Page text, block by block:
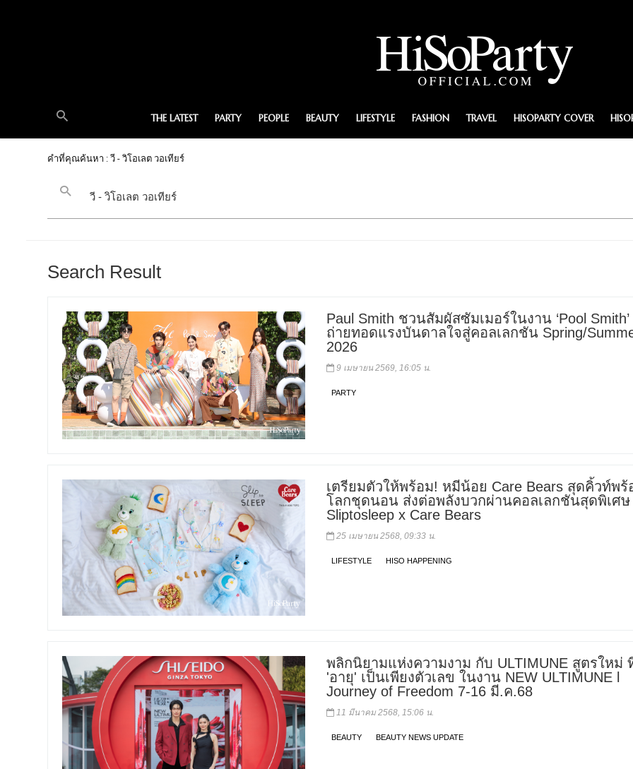
THE LATEST PARTY PEOPLE BEAUTY LIFESTYLE FASHION TRAVEL HISOPARTY COVER
คำที่คุณค้นหา : วี - วิโอเลต วอเทียร์
Search Result
Paul Smith ชวนสัมผัสซัมเมอร์ในงาน ‘Pool Smith’
ถ่ายทอดแรงบันดาลใจสู่คอลเลกชัน Spring/
2026
9 เมษายน 2569, 16:05 น.
PARTY
เตรียมตัวให้พร้อม! หมีน้อย Care Bears สุดคิ้วท์พร้
โลกชุดนอน ส่งต่อพลังบวกผ่านคอลเลกชันสุดพิเศษ
Sliptosleep x Care Bears
25 เมษายน 2568, 09:33 น.
LIFESTYLE HISO HAPPENING
พลิกนิยามแห่งความงาม กับ ULTIMUNE สูตรใหม่
'อายุ' เป็นเพียงตัวเลข ในงาน NEW ULTIMUNE l
Journey of Freedom 7-16 มี.ค.68
11 มีนาคม 2568, 15:06 น.
BEAUTY BEAUTY NEWS UPDATE